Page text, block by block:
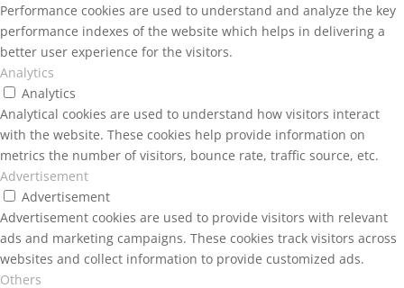
Performance cookies are used to understand and analyze the key
performance indexes of the website which helps in delivering a
better user experience for the visitors.
Analytics
Analytics
Analytical cookies are used to understand how visitors interact
with the website. These cookies help provide information on
metrics the number of visitors, bounce rate, traffic source, etc.
Advertisement
Advertisement
Advertisement cookies are used to provide visitors with relevant
ads and marketing campaigns. These cookies track visitors across
websites and collect information to provide customized ads.
Others